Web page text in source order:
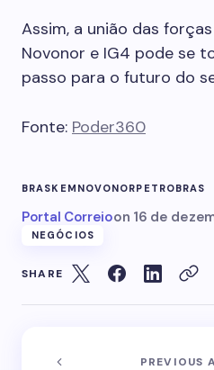
Assim, a união das
Novonor e IG4 pode se
passo para o futuro do
Fonte: Poder360
BRASKEM NOVONORPETROBRAS
Portal Correioon 16 de
NEGÓCIOS
SHARE
PREVIOUS